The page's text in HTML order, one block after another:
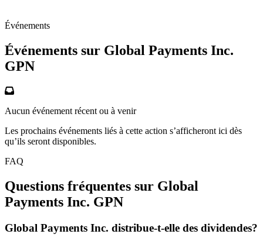
Événements
Événements sur Global Payments Inc.
GPN
Aucun événement récent ou à venir
Les prochains événements liés à cette action s’afficheront ici dès
qu’ils seront disponibles.
FAQ
Questions fréquentes sur Global
Payments Inc. GPN
Global Payments Inc. distribue-t-elle des dividendes?